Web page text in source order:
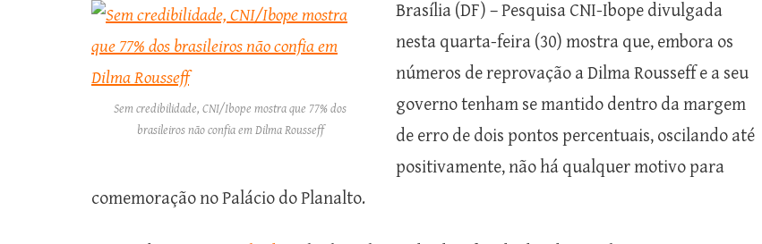
Sem credibilidade, CNI/Ibope mostra que 77% dos
brasileiros não confia em Dilma Rousseff
Brasília (DF) – Pesquisa CNI-Ibope divulgada
nesta quarta-feira (30) mostra que, embora os
números de reprovação a Dilma Rousseff e a seu
governo tenham se mantido dentro da margem
de erro de dois pontos percentuais, oscilando até
positivamente, não há qualquer motivo para
comemoração no Palácio do Planalto.